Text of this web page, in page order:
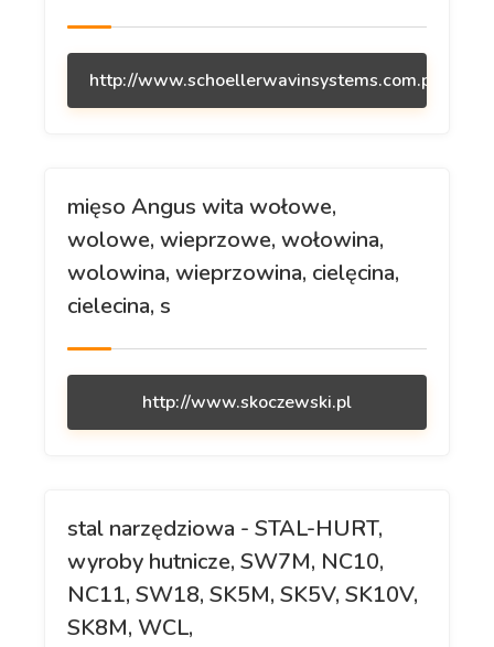
http://www.schoellerwavinsystems.com.pl
mięso Angus wita wołowe,
wolowe, wieprzowe, wołowina,
wolowina, wieprzowina, cielęcina,
cielecina, s
http://www.skoczewski.pl
stal narzędziowa - STAL-HURT,
wyroby hutnicze, SW7M, NC10,
NC11, SW18, SK5M, SK5V, SK10V,
SK8M, WCL,